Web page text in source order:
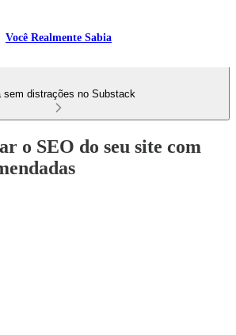
Você Realmente Sabia
sem distrações no Substack
o SEO do seu site com